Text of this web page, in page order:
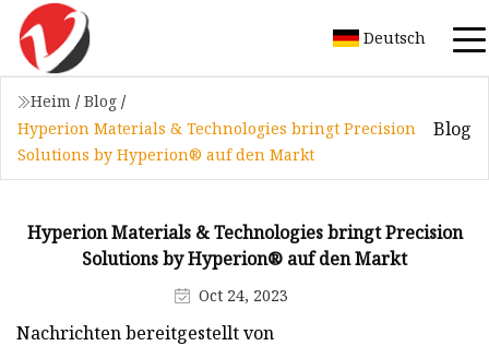
Deutsch
Heim / Blog /
Hyperion Materials & Technologies bringt Precision
Solutions by Hyperion® auf den Markt
Blog
Hyperion Materials & Technologies bringt Precision
Solutions by Hyperion® auf den Markt
Oct 24, 2023
Nachrichten bereitgestellt von